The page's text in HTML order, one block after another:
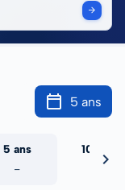
5 ans
5 ans
-
10 ans